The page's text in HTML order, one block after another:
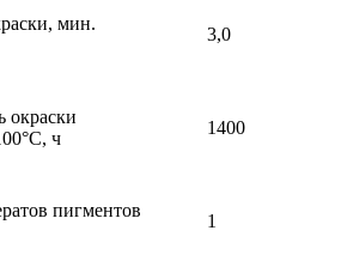
мин.
3,0
окраски
ч
1400
пигментов
1